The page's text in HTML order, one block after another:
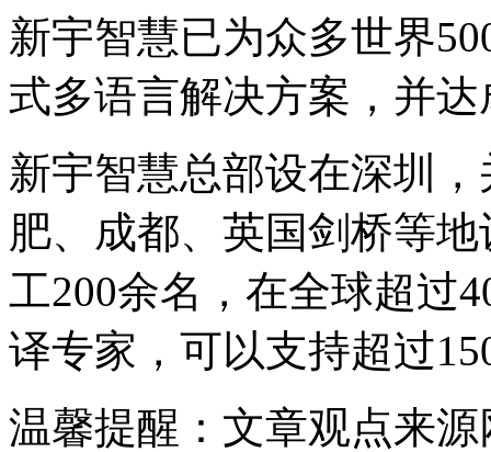
新宇智慧已为众多世界
式多语言解决方案，并
新宇智慧总部设在深圳
肥、成都、英国剑桥等
工200余名，在全球超过
译专家，可以支持超过
温馨提醒 ：文章观点来